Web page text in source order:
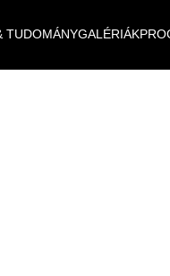
TUDOMÁNYGALÉRIÁK